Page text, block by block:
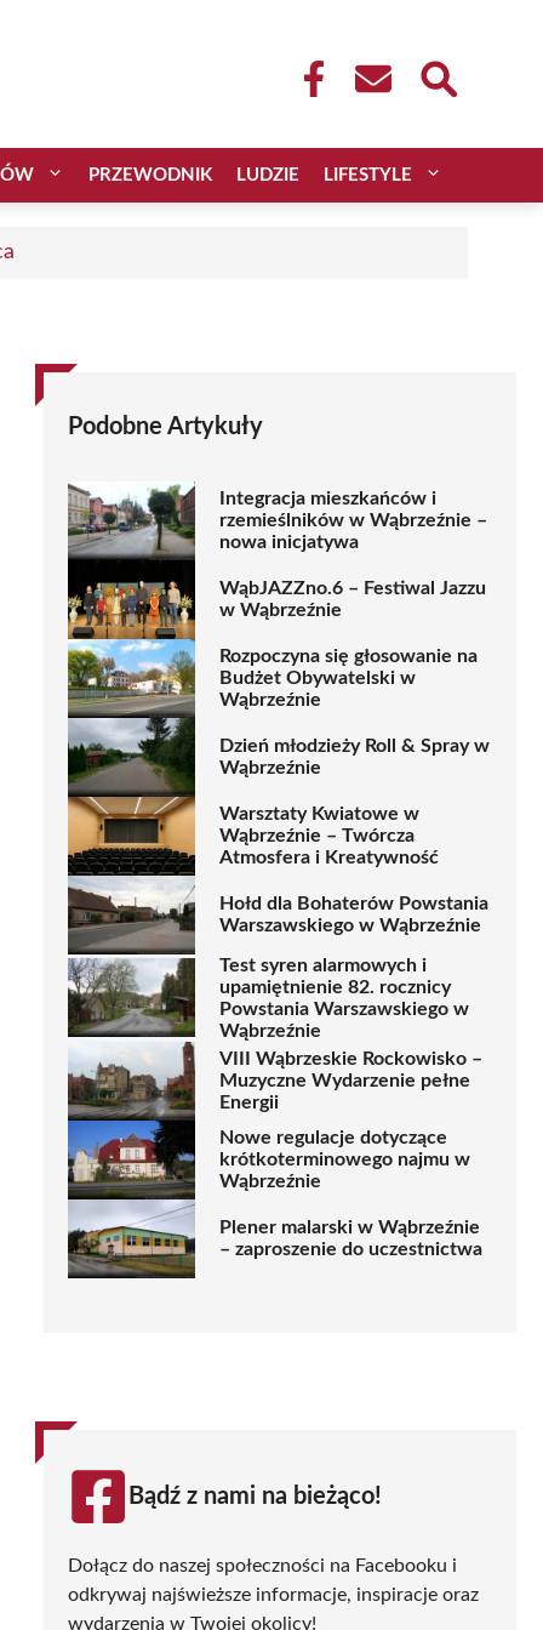
PRZEWODNIK LUDZIE LIFESTYLE
Podobne Artykuły
Integracja mieszkańców i
rzemieślników w Wąbrzeźnie –
nowa inicjatywa
WąbJAZZno.6 – Festiwal Jazzu
w Wąbrzeźnie
Rozpoczyna się głosowanie na
Budżet Obywatelski w
Wąbrzeźnie
Dzień młodzieży Roll & Spray w
Wąbrzeźnie
Warsztaty Kwiatowe w
Wąbrzeźnie – Twórcza
Atmosfera i Kreatywność
Hołd dla Bohaterów Powstania
Warszawskiego w Wąbrzeźnie
Test syren alarmowych i
upamiętnienie 82. rocznicy
Powstania Warszawskiego w
Wąbrzeźnie
VIII Wąbrzeskie Rockowisko –
Muzyczne Wydarzenie pełne
Energii
Nowe regulacje dotyczące
krótkoterminowego najmu w
Wąbrzeźnie
Plener malarski w Wąbrzeźnie
– zaproszenie do uczestnictwa
Bądź z nami na bieżąco!
Dołącz do naszej społeczności na Facebooku i
odkrywaj najświeższe informacje, inspiracje oraz
wydarzenia w Twojej okolicy!